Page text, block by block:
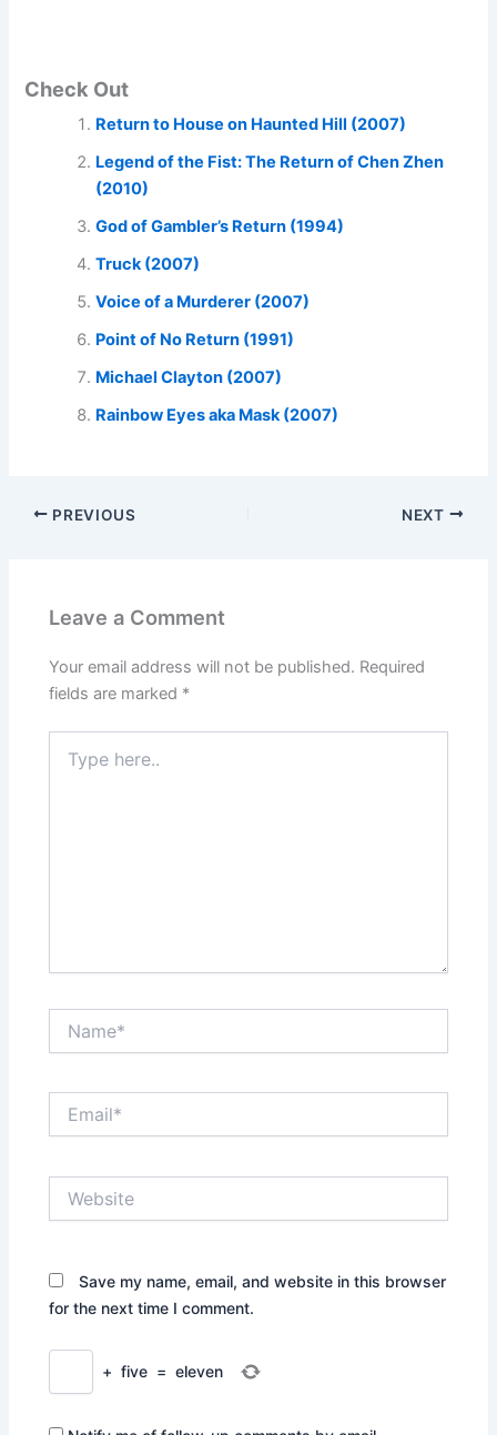
Check Out
Return to House on Haunted Hill (2007)
Legend of the Fist: The Return of Chen Zhen
(2010)
God of Gambler’s Return (1994)
Truck (2007)
Voice of a Murderer (2007)
Point of No Return (1991)
Michael Clayton (2007)
Rainbow Eyes aka Mask (2007)
PREVIOUS NEXT
Leave a Comment
Your email address will not be published. Required
fields are marked *
here..
Save my name, email, and website in this browser
for the next time I comment.
+ five = eleven